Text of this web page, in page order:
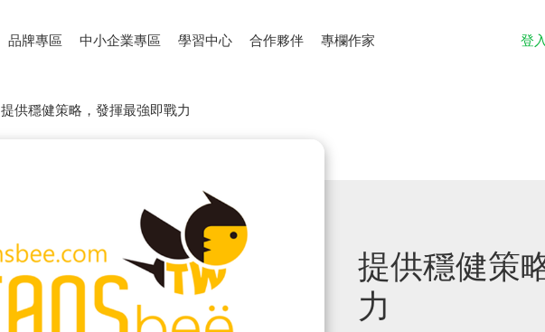
品牌專區 中小企業專區 學習中心 合作夥伴 專欄作家 登
提供穩健策略，發揮最強即戰力
提供穩健策
力